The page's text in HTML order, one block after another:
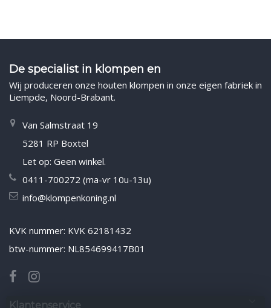
De specialist in klompen en
Wij produceren onze houten klompen in onze eigen fabriek in
Liempde, Noord-Brabant.
Van Salmstraat 19
5281 RP Boxtel
Let op: Geen winkel.
0411-700272 (ma-vr 10u-13u)
info@klompenkoning.nl
KVK nummer: KVK 62181432
btw-nummer: NL854699417B01
Klantenservice